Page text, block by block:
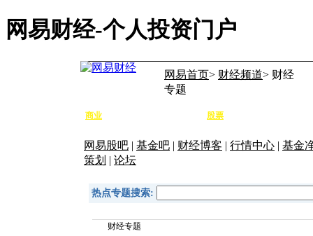
网易财经-个人投资门户
网易首页> 财经频道> 财经
专题
商业 股票
网易股吧 | 基金吧 | 财经博客 | 行情中心 | 基金
策划 | 论坛
热点专题搜索:
财经专题